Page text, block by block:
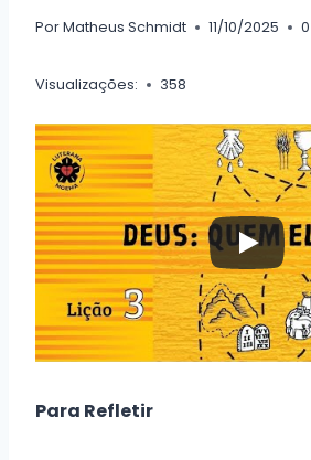
PorMatheus Schmidt 11/10/2025
Visualizações: 358
Para Refletir